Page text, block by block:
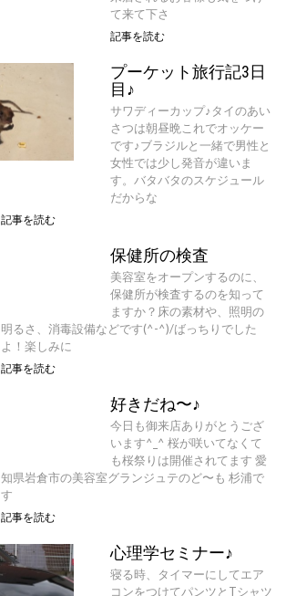
て来て下さ
記事を読む
プーケット旅行記3日
目♪
サワディーカップ♪タイのあい
さつは朝昼晩これでオッケー
です♪ブラジルと一緒で男性と
女性では少し発音が違いま
す。バタバタのスケジュール
だからな
記事を読む
保健所の検査
美容室をオープンするのに、
保健所が検査するのを知って
ますか？床の素材や、照明の
明るさ、消毒設備などです(^-^)/ばっちりでした
よ！楽しみに
記事を読む
好きだね〜♪
今日も御来店ありがとうござ
います^_^ 桜が咲いてなくて
も桜祭りは開催されてます 愛
知県岩倉市の美容室グランジュテのど〜も 杉浦で
す
記事を読む
心理学セミナー♪
寝る時、タイマーにしてエア
コンをつけてパンツとTシャツ